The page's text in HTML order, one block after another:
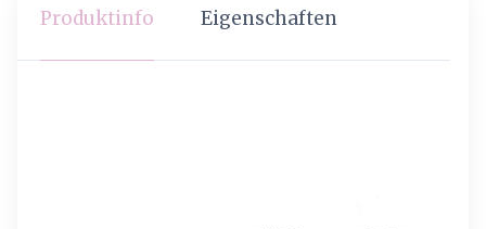
Produktinfo Eigenschaften